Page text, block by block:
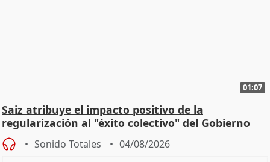
01:07
Saiz atribuye el impacto positivo de la
regularización al "éxito colectivo" del Gobierno
Sonido Totales 04/08/2026